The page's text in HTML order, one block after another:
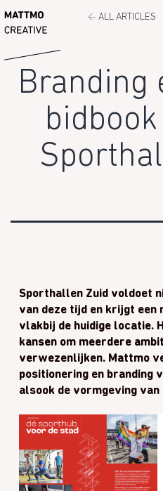
Ga
naar
inhoud
MATTMO ← ALL ARTICLES
Branding
Sporthallen Zuid voldoet
van deze tijd en krijgt een
vlakbij de huidige locatie.
kansen om meerdere
verwezenlijken. Mattmo
positionering en branding
alsook de vormgeving van